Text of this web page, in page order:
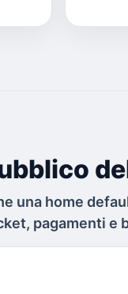
una home
pagamenti e